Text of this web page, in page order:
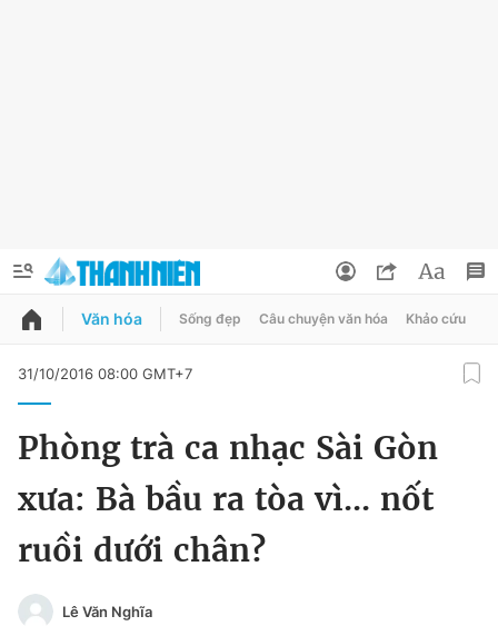
QUẢNG CÁO
Chuyên mục
Chuyên mục khác
Đổi mật khẩu
Tin đã lưu
Tin đã xem
Đăng xuất
Văn hóa Sống đẹp Câu chuyện văn hóa Khảo cứu
31/10/2016 08:00 GMT+7
Phòng trà ca nhạc Sài Gòn
xưa: Bà bầu ra tòa vì... nốt
ruồi dưới chân?
Lê Văn Nghĩa